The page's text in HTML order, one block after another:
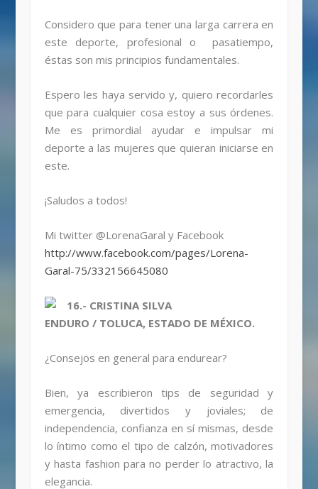
Considero que para tener una larga carrera en
este deporte, profesional o pasatiempo,
éstas son mis principios fundamentales.
Espero les haya servido y, quiero recordarles
que para cualquier cosa estoy a sus órdenes.
Me es primordial ayudar e impulsar mi
deporte a las mujeres que quieran iniciarse en
este.
¡Saludos a todos!
Mi twitter @LorenaGaral y Facebook
http://www.facebook.com/pages/Lorena-
Garal-75/332156645080
16.- CRISTINA SILVA
ENDURO / TOLUCA, ESTADO DE MÉXICO.
¿Consejos en general para endurear?
Bien, ya escribieron tips de seguridad y
emergencia, divertidos y joviales; de
independencia, confianza en sí mismas, desde
lo íntimo como el tipo de calzón, motivadores
y hasta fashion para no perder lo atractivo, la
elegancia.